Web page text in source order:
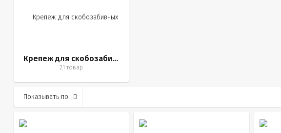
Крепеж для скобозабивных пистолетов
21 товар
Показывать по: